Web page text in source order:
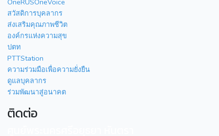
สวัสดิการบุคลากร
ส่งเสริมคุณภาพชีวิต
องค์กรแห่งความสุข
ปตท
PTTStation
ความร่วมมือเพื่อความยั่งยืน
ดูแลบุคลากร
ร่วมพัฒนาสู่อนาคต
ติดต่อ